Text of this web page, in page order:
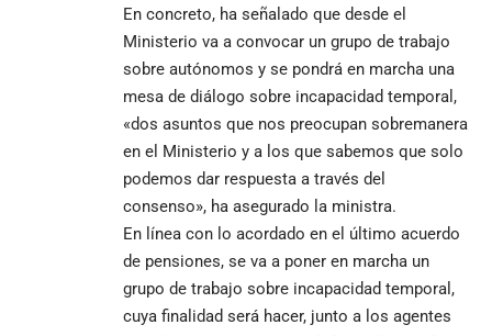
En concreto, ha señalado que desde el
Ministerio va a convocar un grupo de trabajo
sobre autónomos y se pondrá en marcha una
mesa de diálogo sobre incapacidad temporal,
«dos asuntos que nos preocupan sobremanera
en el Ministerio y a los que sabemos que solo
podemos dar respuesta a través del
consenso», ha asegurado la ministra.
En línea con lo acordado en el último acuerdo
de pensiones, se va a poner en marcha un
grupo de trabajo sobre incapacidad temporal,
cuya finalidad será hacer, junto a los agentes